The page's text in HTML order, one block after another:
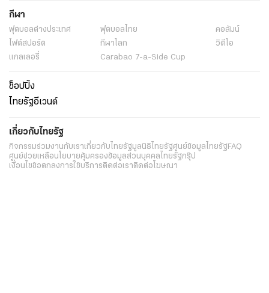
กีฬา
ฟุตบอลต่่างประเทศ ฟุตบอลไทย
คอลัมน์
ไฟต์สปอร์ต
กีฬาโลก
วิดีโอ
แกลเลอรี่
Carabao 7-a-Side Cup
ช็อปปิ้ง
ไทยรัฐอีเวนต์
เกี่ยวกับไทยรัฐ
กิจกรรมร่วมงานกับเราเกี่ยวกับไทยรัฐมูลนิธิไทยรัฐศูนย์ข้อมูลไทยรัฐFAQ
ศูนย์ช่วยเหลือนโยบายคุ้มครองข้อมูลส่วนบุคคลไทยรัฐกรุ๊ป
เงื่อนไขข้อตกลงการใช้บริการติดต่อเราติดต่อโฆษณา